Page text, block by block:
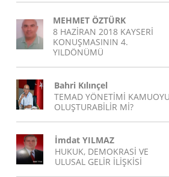
MEHMET ÖZTÜRK
8 HAZİRAN 2018 KAYSERİ
KONUŞMASININ 4.
YILDÖNÜMÜ
Bahri Kılınçel
TEMAD YÖNETİMİ KAMUOYU
OLUŞTURABİLİR Mİ?
İmdat YILMAZ
HUKUK, DEMOKRASİ VE
ULUSAL GELİR İLİŞKİSİ